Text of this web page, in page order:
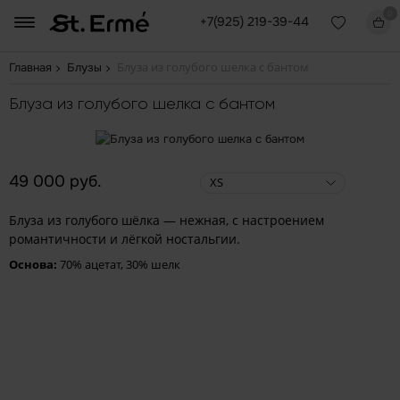
+7(925) 219-39-44
Главная Блузы
Блуза из голубого шелка с бантом
49 000 руб. XS
Блуза из голубого шёлка — нежная, с настроением
романтичности и лёгкой ностальгии.
Основа: 70% ацетат, 30% шелк